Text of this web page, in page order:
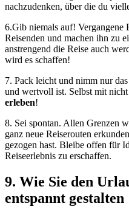
nachzudenken, über die du
6.Gib niemals auf! Vergangene
Reisenden und machen ihn zu
anstrengend die Reise auch
wird es schaffen!
7. Pack leicht und nimm nur
und wertvoll ist. Selbst mit
erleben!
8. Sei spontan. Allen Grenzen
ganz neue Reiserouten
gezogen hast. Bleibe offen für
Reiseerlebnis zu erschaffen.
9. Wie Sie den
entspannt gestalten